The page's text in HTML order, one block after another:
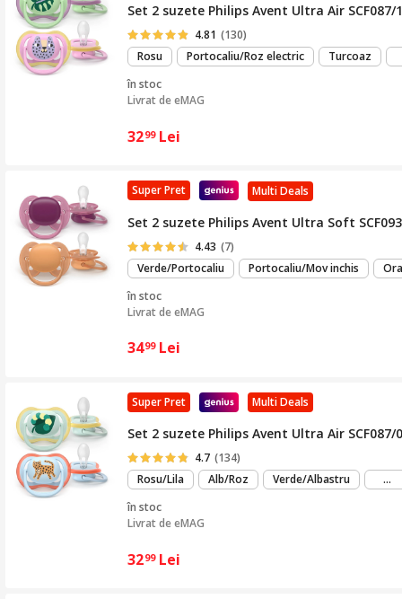
Set 2 suzete Philips Avent Ultra Air
4.81 (130)
Rosu
Portocaliu/Roz electric
Turcoaz
în stoc
Livrat deeMAG
3299 Lei
Multi Deals
Super Pret
Set 2 suzete Philips Avent Ultra Soft
4.43 (7)
Verde/Portocaliu
Portocaliu/Mov inchis
în stoc
Livrat deeMAG
3499 Lei
Multi Deals
Super Pret
Set 2 suzete Philips Avent Ultra Air
4.7 (134)
Rosu/Lila
Alb/Roz Verde/Albastru ...
în stoc
Livrat deeMAG
3299 Lei